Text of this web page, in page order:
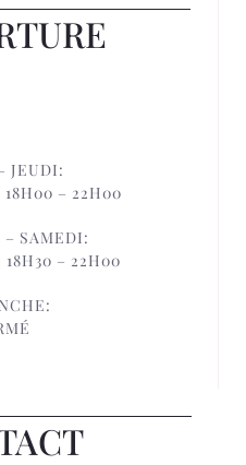
JEUDI:
18H00 – 22H00
– SAMEDI:
18H30 – 22H00